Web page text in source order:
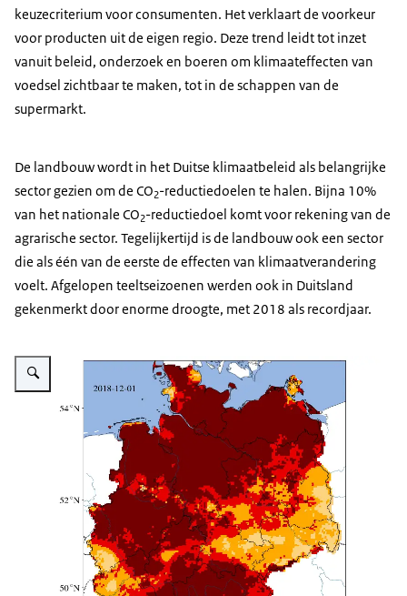
keuzecriterium voor consumenten. Het verklaart de voorkeur
voor producten uit de eigen regio. Deze trend leidt tot inzet
vanuit beleid, onderzoek en boeren om klimaateffecten van
voedsel zichtbaar te maken, tot in de schappen van de
supermarkt.
De landbouw wordt in het Duitse klimaatbeleid als belangrijke
sector gezien om de CO2-reductiedoelen te halen. Bijna 10%
van het nationale CO2-reductiedoel komt voor rekening van de
agrarische sector. Tegelijkertijd is de landbouw ook een sector
die als één van de eerste de effecten van klimaatverandering
voelt. Afgelopen teeltseizoenen werden ook in Duitsland
gekenmerkt door enorme droogte, met 2018 als recordjaar.
Vergroot afbeelding Kaart van Duitsland gekleurd naar droogteniveau in